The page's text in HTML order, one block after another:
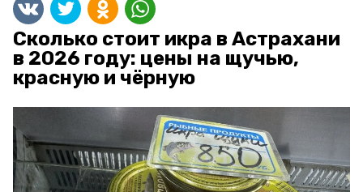
Сколько стоит икра в Астрахани
в 2026 году: цены на щучью,
красную и чёрную